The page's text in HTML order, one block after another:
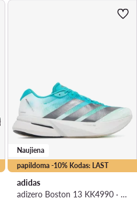
papildoma -10% Kodas: LAST
Naujiena
adidas
adizero Boston 13 KK4990 · Bėgimo batai